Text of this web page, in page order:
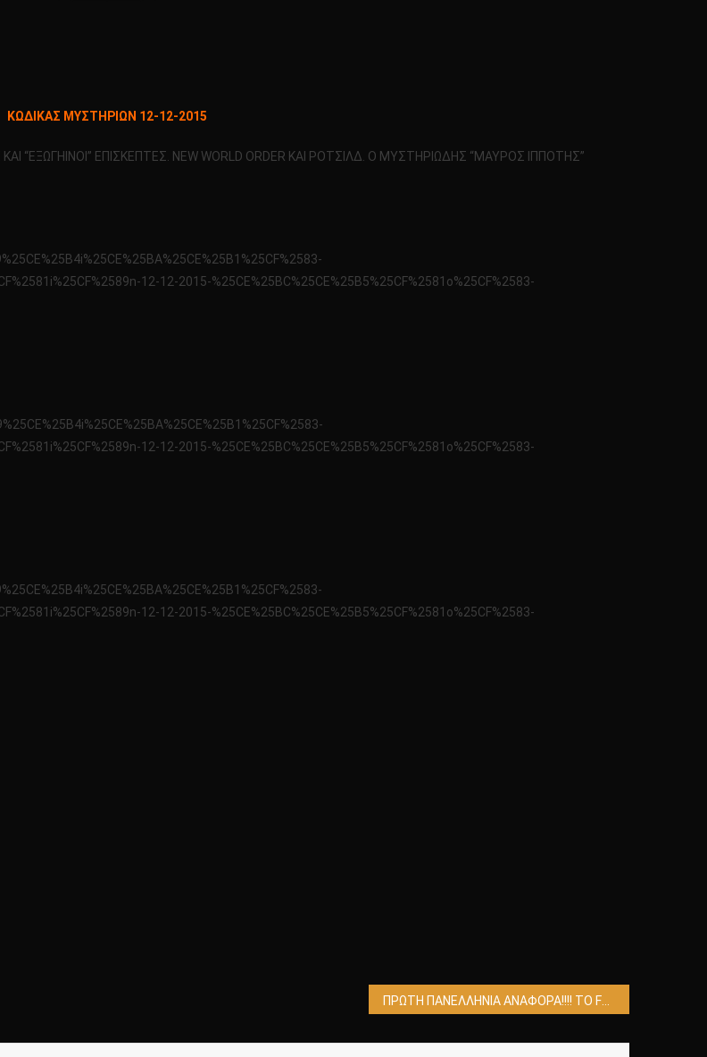
KΩΔΙΚΑΣ ΜΥΣΤΗΡΙΩΝ 12-12-2015
“ΕΞΩΓΗΙΝΟΙ” ΕΠΙΣΚΕΠΤΕΣ. NEW WORLD ORDER ΚΑΙ ΡΟΤΣΙΛΔ. Ο ΜΥΣΤΗΡΙΩΔΗΣ “ΜΑΥΡΟΣ ΙΠΠΟΤΗΣ”
12-12-2015-%25CE%25BC%25CE%25B5%25CF%2581o%25CF%2583-
12-12-2015-%25CE%25BC%25CE%25B5%25CF%2581o%25CF%2583-
12-12-2015-%25CE%25BC%25CE%25B5%25CF%2581o%25CF%2583-
ΠΡΩΤΗ ΠΑΝΕΛΛΗΝΙΑ ΑΝΑΦΟΡΑ!!!! ΤΟ FBI ΠΑΡΑΔΕΧΕΤΑΙ ΟΤΙ ΕΧΟΥΝ ΓΙΝΕΙ ΕΠΙΣΚΕΨΕΙΣ ΑΠΟ ΕΞΩΓΗΙΝΟΥΣ!!!!